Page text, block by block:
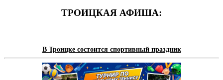
ТРОИЦКАЯ АФИША:
В Троицке состоится спортивный праздник